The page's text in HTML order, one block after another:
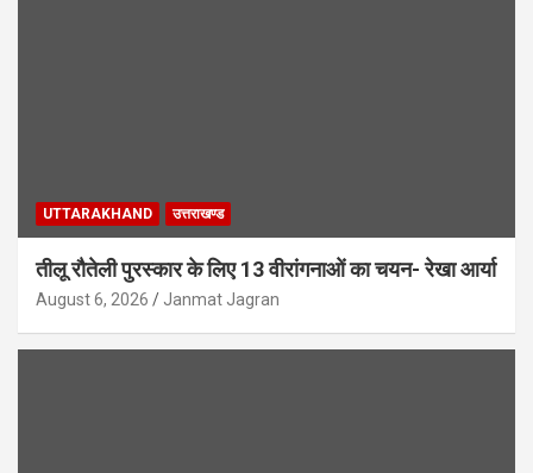
UTTARAKHAND उत्तराखण्ड
तीलू रौतेली पुरस्कार के लिए 13 वीरांगनाओं का चयन- रेखा आर्या
August 6, 2026 Janmat Jagran